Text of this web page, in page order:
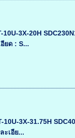
3X-20H
ยด : S...
3X-31.75H
ะเอีย...